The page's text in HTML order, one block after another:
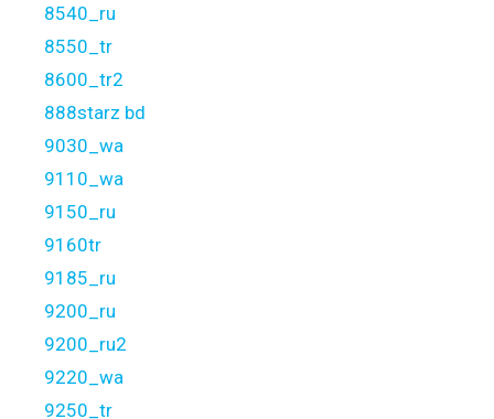
8540_ru
8550_tr
8600_tr2
888starz bd
9030_wa
9110_wa
9150_ru
9160tr
9185_ru
9200_ru
9200_ru2
9220_wa
9250_tr